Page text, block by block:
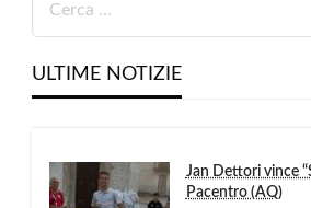
ULTIME NOTIZIE
Jan Dettori vince
Pacentro (AQ)